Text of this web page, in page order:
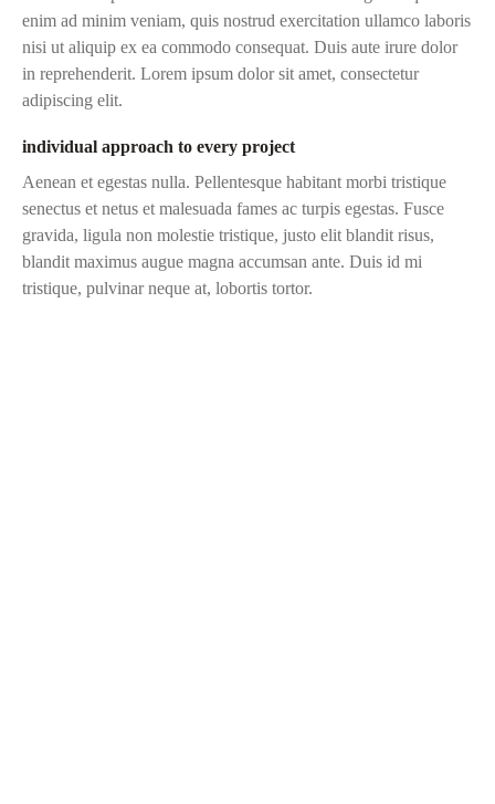
enim ad minim veniam, quis nostrud exercitation ullamco laboris
nisi ut aliquip ex ea commodo consequat. Duis aute irure dolor
in reprehenderit. Lorem ipsum dolor sit amet, consectetur
adipiscing elit.
individual approach to every project
Aenean et egestas nulla. Pellentesque habitant morbi tristique
senectus et netus et malesuada fames ac turpis egestas. Fusce
gravida, ligula non molestie tristique, justo elit blandit risus,
blandit maximus augue magna accumsan ante. Duis id mi
tristique, pulvinar neque at, lobortis tortor.